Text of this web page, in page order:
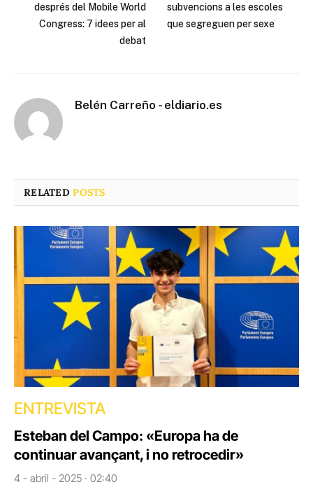
després del Mobile World
Congress: 7 idees per al
debat
subvencions a les escoles
que segreguen per sexe
Belén Carreño - eldiario.es
RELATEDPOSTS
ENTREVISTA
Esteban del Campo: «Europa ha de
continuar avançant, i no retrocedir»
4 - abril - 2025 · 02:40